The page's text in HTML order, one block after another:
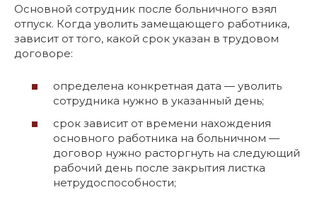
Основной сотрудник после больничного взял
отпуск. Когда уволить замещающего работника,
зависит от того, какой срок указан в трудовом
договоре:
определена конкретная дата — уволить
сотрудника нужно в указанный день;
срок зависит от времени нахождения
основного работника на больничном —
договор нужно расторгнуть на следующий
рабочий день после закрытия листка
нетрудоспособности;